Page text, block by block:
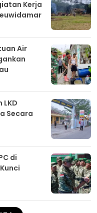
Kerja
Air
LKD
Secara
di